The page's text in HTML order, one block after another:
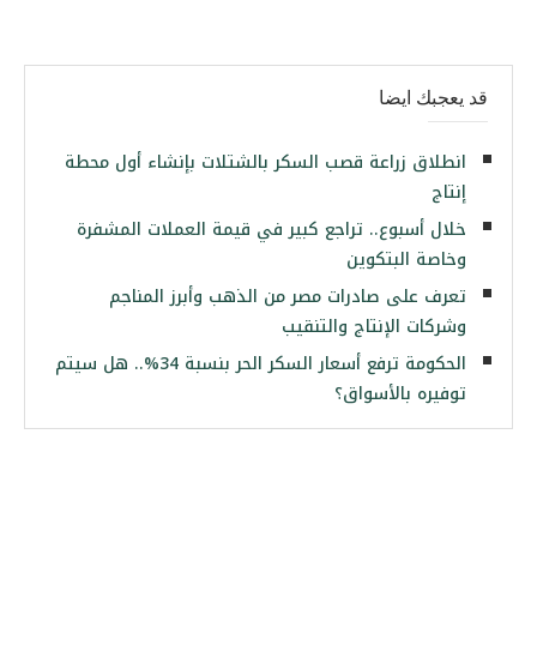
قد يعجبك ايضا
انطلاق زراعة قصب السكر بالشتلات بإنشاء أول محطة
إنتاج
خلال أسبوع.. تراجع كبير في قيمة العملات المشفرة
وخاصة البتكوين
تعرف على صادرات مصر من الذهب وأبرز المناجم
وشركات الإنتاج والتنقيب
الحكومة ترفع أسعار السكر الحر بنسبة 34%.. هل سيتم
توفيره بالأسواق؟